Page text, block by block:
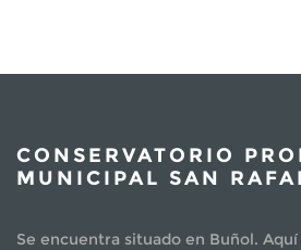
CONSERVATORIO
MUNICIPAL SAN
Se encuentra situado en Buñol.